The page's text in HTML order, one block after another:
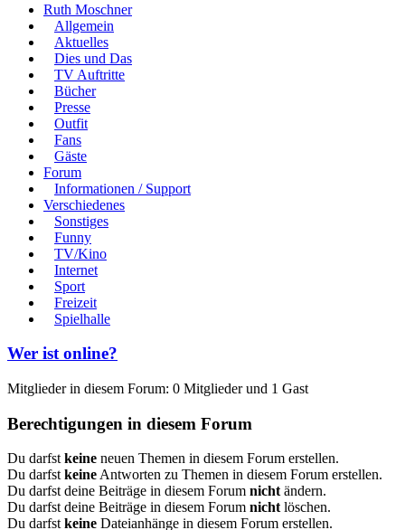
Ruth Moschner
Allgemein
Aktuelles
Dies und Das
TV Auftritte
Bücher
Presse
Outfit
Fans
Gäste
Forum
Informationen / Support
Verschiedenes
Sonstiges
Funny
TV/Kino
Internet
Sport
Freizeit
Spielhalle
Wer ist online?
Mitglieder in diesem Forum: 0 Mitglieder und 1 Gast
Berechtigungen in diesem Forum
Du darfstkeine neuen Themen in diesem Forum erstellen.
Du darfstkeineAntworten zu Themen in diesem Forum erstellen.
Du darfst deine Beiträge in diesem Forum nichtändern.
Du darfst deine Beiträge in diesem Forum nichtlöschen.
Du darfstkeine Dateianhänge in diesem Forum erstellen.